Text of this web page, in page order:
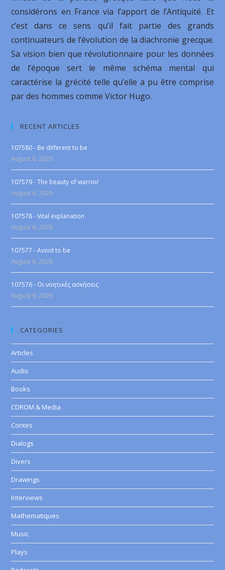
considérons en France via l’apport de l’Antiquité. Et
c’est dans ce sens qu’il fait partie des grands
continuateurs de l’évolution de la diachronie grecque.
Sa vision bien que révolutionnaire pour les données
de l’époque sert le même schéma mental qui
caractérise la grécité telle qu’elle a pu être comprise
par des hommes comme Victor Hugo.
RECENT ARTICLES
107580 - Be different to be
August 6, 2026
107579 - The beauty of warrior
August 6, 2026
107578 - Vital explanation
August 6, 2026
107577 - Avoid to be
August 6, 2026
107576 - Οι νοητικές ασκήσεις
August 6, 2026
CATEGORIES
Articles
Audio
Books
CDROM & Media
Contes
Dialogs
Divers
Drawings
Interviews
Mathematiques
Music
Plays